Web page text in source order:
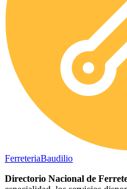
FerreteriaBaudilio
Directorio Nacional de